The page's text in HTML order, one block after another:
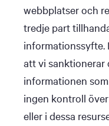
webbplatser och
tredje part
informationssyfte.
att vi sanktionerar
informationen
ingen kontroll
eller i dessa